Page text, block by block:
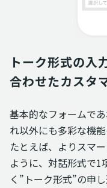
トーク形式の入
合わせたカスタ
基本的なフォームで
れ以外にも多彩な機能
たとえば、よりスマ
ように、対話形式で1
く”トーク形式”の申